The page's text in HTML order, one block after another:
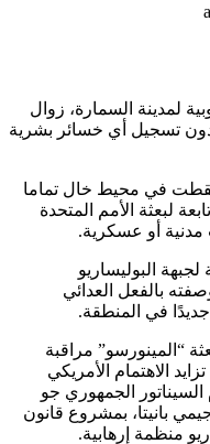
لمدينة السمارة، زوال
دون تسجيل أي خسائر بشرية
في محيط خال تماما
لبعثة الأمم المتحدة
أو عسكرية.
البوليساريو
بالفعل العدائي
جديدًا في المنطقة.
“المينورسو” مراقبة
الاهتمام الأمريكي
السيناتور الجمهوري جو
بانيتا، بمشروع قانون
منظمة إرهابية.